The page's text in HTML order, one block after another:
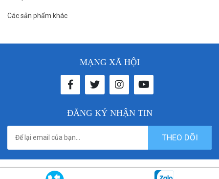
Các sản phẩm khác
MẠNG XÃ HỘI
ĐĂNG KÝ NHẬN TIN
THEO DÕI
© 2021 donthuocbenhvien. All rights reserved. Designed by